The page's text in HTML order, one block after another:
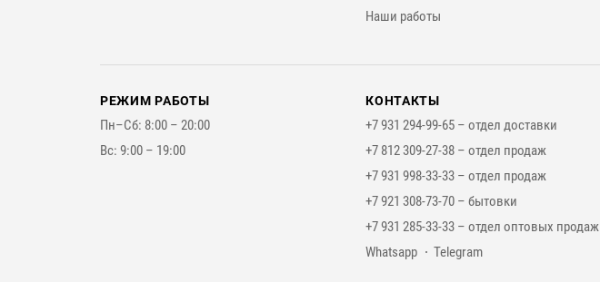
Наши работы
РЕЖИМ РАБОТЫ
Пн–Сб: 8:00 – 20:00
Вс: 9:00 – 19:00
КОНТАКТЫ
+7 931 294-99-65 –отдел доставки
+7 812 309-27-38 –отдел продаж
+7 931 998-33-33 –отдел продаж
+7 921 308-73-70 –бытовки
+7 931 285-33-33 –отдел оптовых продаж
Мессенджеры
Whatsapp Telegram